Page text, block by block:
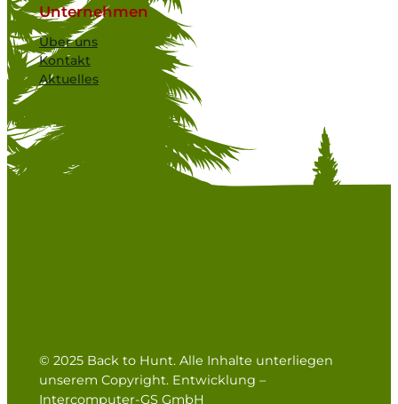
Unternehmen
Über uns
Kontakt
Aktuelles
© 2025 Back to Hunt. Alle Inhalte unterliegen
unserem Copyright. Entwicklung –
Intercomputer-GS GmbH